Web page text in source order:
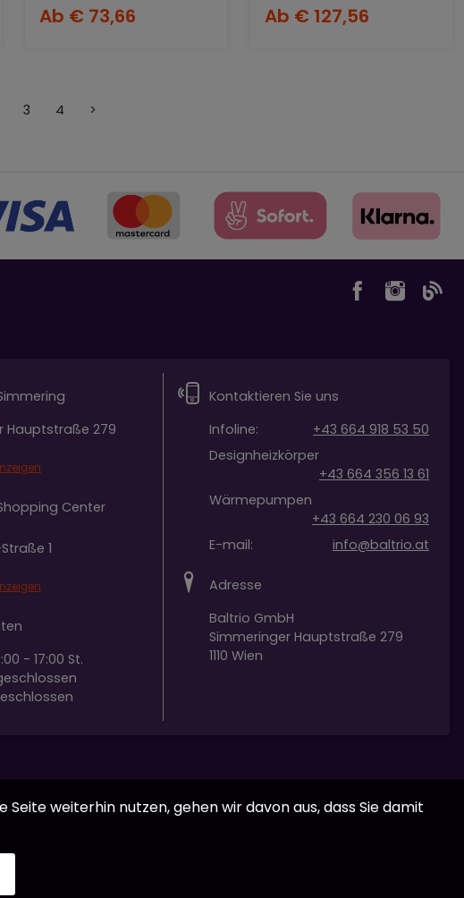
Ab € 73,66 Ab € 127,56
3 4 >
Hauptstraße 279
Center
1
- 17:00 St.
Kontaktieren Sie uns
Infoline:
+43 664 918 53 50
Designheizkörper
+43 664 356 13 61
Wärmepumpen
+43 664 230 06 93
E-mail:
info@baltrio.at
Adresse
Baltrio GmbH
Simmeringer Hauptstraße 279
1110 Wien
weiterhin nutzen, gehen wir davon aus, dass Sie damit